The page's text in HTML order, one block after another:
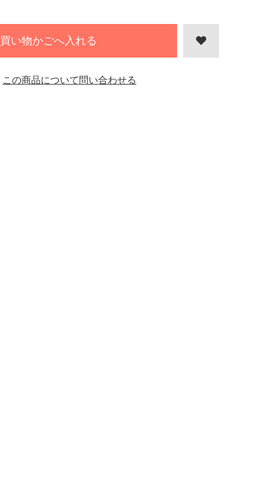
買い物かごへ入れる
この商品について問い合わせる